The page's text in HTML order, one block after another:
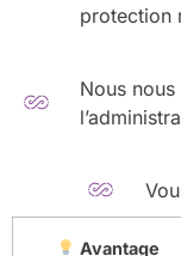
protection
Nous
Avantage